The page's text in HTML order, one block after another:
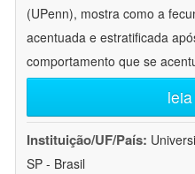
(UPenn), mostra como a
acentuada e estratificada
comportamento que se
Instituição/UF/País:
SP - Brasil